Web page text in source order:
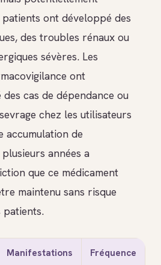
ont développé des
des troubles rénaux ou
sévères. Les
ont
cas de dépendance ou
chez les utilisateurs
accumulation de
années a
que ce médicament
maintenu sans risque
patients.
Manifestations Fréquence